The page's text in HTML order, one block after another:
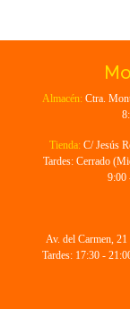
Almacén: Ctra.
Tienda: C/ Jesús
Tardes: Cerrado
9:00
Av. del Carmen,
Tardes: 17:30 -